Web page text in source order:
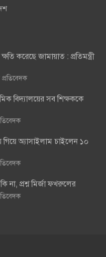
করেছে জামায়াত : প্রতিমন্ত্রী
প্রতিবেদক
বিদ্যালয়ের সব শিক্ষককে
গিয়ে অ্যাসাইলাম চাইলেন ১০
না, প্রশ্ন মির্জা ফখরুলের